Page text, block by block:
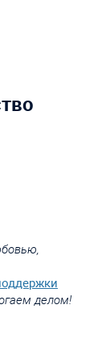
делом!